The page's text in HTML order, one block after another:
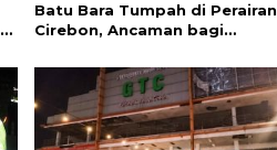
Batu Bara Tumpah di Perairan
Cirebon, Ancaman bagi